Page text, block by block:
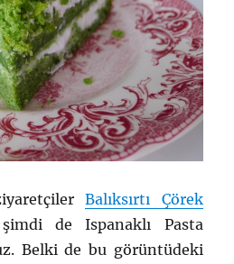
Balıksırtı Çörek
de Ispanaklı Pasta
Belki de bu görüntüdeki